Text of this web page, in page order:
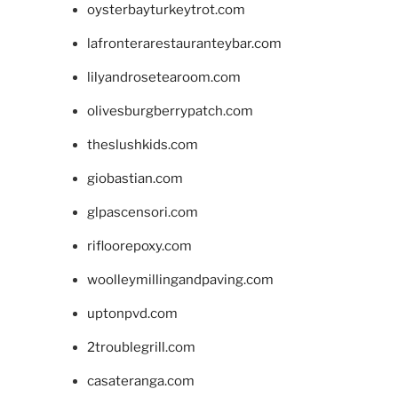
oysterbayturkeytrot.com
lafronterarestauranteybar.com
lilyandrosetearoom.com
olivesburgberrypatch.com
theslushkids.com
giobastian.com
glpascensori.com
rifloorepoxy.com
woolleymillingandpaving.com
uptonpvd.com
2troublegrill.com
casateranga.com